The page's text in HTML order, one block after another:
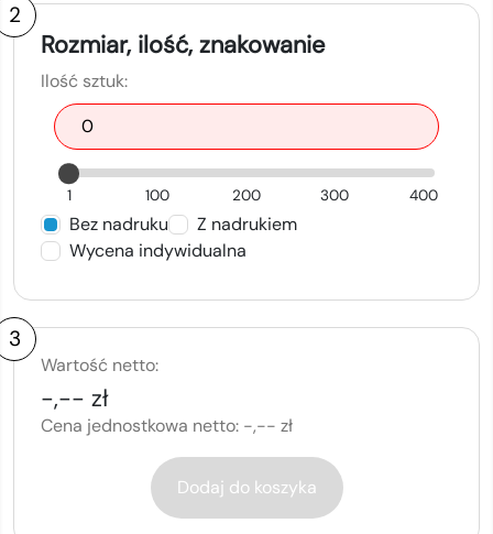
2
Rozmiar, ilość, znakowanie
Ilość sztuk:
1 100 200 300 400
Bez nadruku
Z nadrukiem
Wycena indywidualna
3
Wartość netto:
-,-- zł
Cena jednostkowa netto: -,-- zł
Dodaj do koszyka